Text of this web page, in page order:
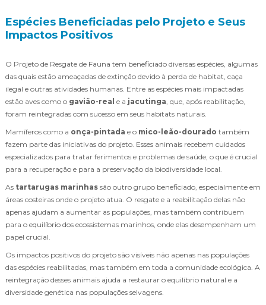
Espécies Beneficiadas pelo Projeto e Seus
Impactos Positivos
O Projeto de Resgate de Fauna tem beneficiado diversas espécies, algumas
das quais estão ameaçadas de extinção devido à perda de habitat, caça
ilegal e outras atividades humanas. Entre as espécies mais impactadas
estão aves como o gavião-real e a jacutinga, que, após reabilitação,
foram reintegradas com sucesso em seus habitats naturais.
Mamíferos como a onça-pintada e o mico-leão-dourado também
fazem parte das iniciativas do projeto. Esses animais recebem cuidados
especializados para tratar ferimentos e problemas de saúde, o que é crucial
para a recuperação e para a preservação da biodiversidade local.
As tartarugas marinhas são outro grupo beneficiado, especialmente em
áreas costeiras onde o projeto atua. O resgate e a reabilitação delas não
apenas ajudam a aumentar as populações, mas também contribuem
para o equilíbrio dos ecossistemas marinhos, onde elas desempenham um
papel crucial.
Os impactos positivos do projeto são visíveis não apenas nas populações
das espécies reabilitadas, mas também em toda a comunidade ecológica. A
reintegração desses animais ajuda a restaurar o equilíbrio natural e a
diversidade genética nas populações selvagens.